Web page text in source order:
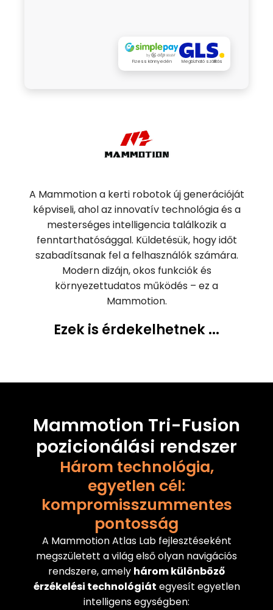
Fizess könnyedén Megbízható szállítás
A Mammotion a kerti robotok új generációját
képviseli, ahol az innovatív technológia és a
mesterséges intelligencia találkozik a
fenntarthatósággal. Küldetésük, hogy időt
szabadítsanak fel a felhasználók számára.
Modern dizájn, okos funkciók és
környezettudatos működés – ez a
Mammotion.
Ezek is érdekelhetnek ...
Mammotion Tri-Fusion
pozicionálási rendszer
Három technológia,
egyetlen cél:
kompromisszummentes
pontosság
A Mammotion Atlas Lab fejlesztéseként
megszületett a világ első olyan navigációs
rendszere, amely három különböző
érzékelési technológiát egyesít egyetlen
intelligens egységben: